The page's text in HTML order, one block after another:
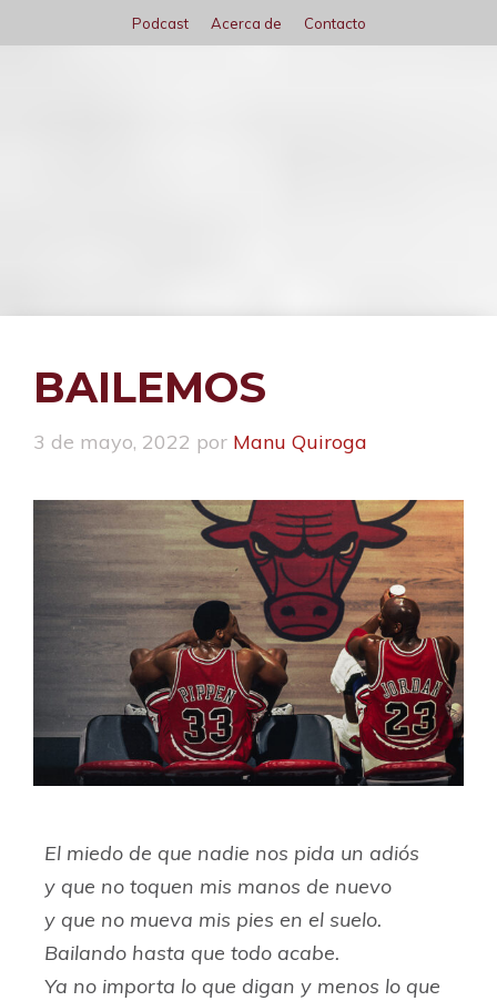
al
Podcast Acerca de Contacto
BAILEMOS
3 de mayo, 2022 por Manu Quiroga
El miedo de que nadie nos pida un adiós
y que no toquen mis manos de nuevo
y que no mueva mis pies en el suelo.
Bailando hasta que todo acabe.
Ya no importa lo que digan y menos lo que